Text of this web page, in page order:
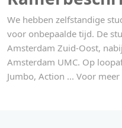
We hebben zelfstandige
voor onbepaalde tijd. De
Amsterdam Zuid-Oost,
Amsterdam UMC. Op
Jumbo, Action ... Voor